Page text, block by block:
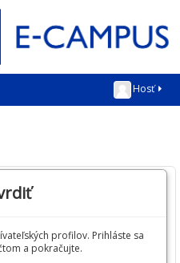
Hosť
profilov. Prihláste sa
a pokračujte.